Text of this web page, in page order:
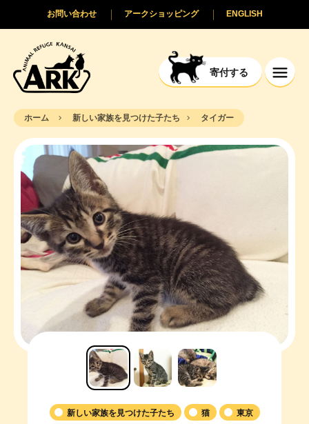
寄付する
ENGLISH
アークショッピング
お問い合わせ
ホーム 新しい家族を見つけた子たち タイガー
新しい家族を見つけた子たち 猫 東京